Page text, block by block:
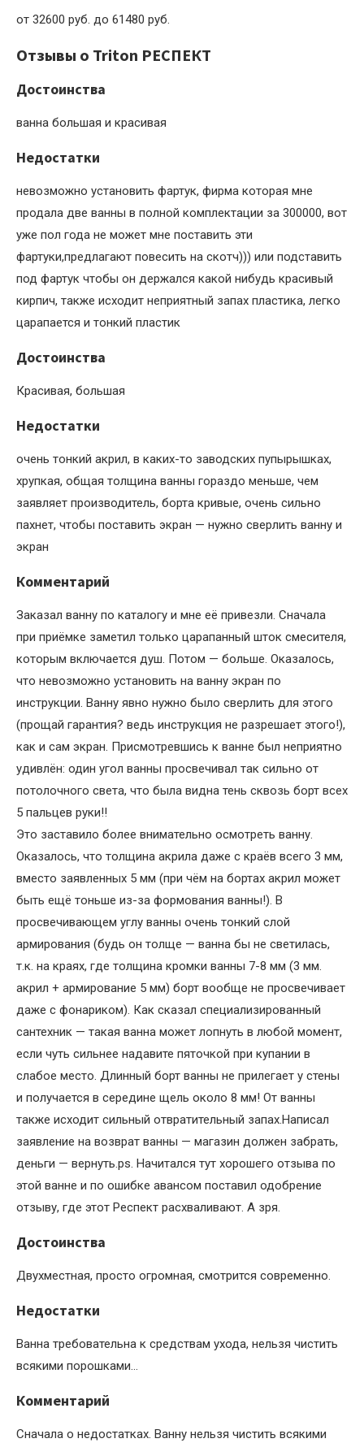
от 32600 руб. до 61480 руб.
Отзывы о Triton РЕСПЕКТ
Достоинства
ванна большая и красивая
Недостатки
невозможно установить фартук, фирма которая мне
продала две ванны в полной комплектации за 300000, вот
уже пол года не может мне поставить эти
фартуки,предлагают повесить на скотч))) или подставить
под фартук чтобы он держался какой нибудь красивый
кирпич, также исходит неприятный запах пластика, легко
царапается и тонкий пластик
Достоинства
Красивая, большая
Недостатки
очень тонкий акрил, в каких-то заводских пупырышках,
хрупкая, общая толщина ванны гораздо меньше, чем
заявляет производитель, борта кривые, очень сильно
пахнет, чтобы поставить экран — нужно сверлить ванну и
экран
Комментарий
Заказал ванну по каталогу и мне её привезли. Сначала
при приёмке заметил только царапанный шток смесителя,
которым включается душ. Потом — больше. Оказалось,
что невозможно установить на ванну экран по
инструкции. Ванну явно нужно было сверлить для этого
(прощай гарантия? ведь инструкция не разрешает этого!),
как и сам экран. Присмотревшись к ванне был неприятно
удивлён: один угол ванны просвечивал так сильно от
потолочного света, что была видна тень сквозь борт всех
5 пальцев руки!!
Это заставило более внимательно осмотреть ванну.
Оказалось, что толщина акрила даже с краёв всего 3 мм,
вместо заявленных 5 мм (при чём на бортах акрил может
быть ещё тоньше из-за формования ванны!). В
просвечивающем углу ванны очень тонкий слой
армирования (будь он толще — ванна бы не светилась,
т.к. на краях, где толщина кромки ванны 7-8 мм (3 мм.
акрил + армирование 5 мм) борт вообще не просвечивает
даже с фонариком). Как сказал специализированный
сантехник — такая ванна может лопнуть в любой момент,
если чуть сильнее надавите пяточкой при купании в
слабое место. Длинный борт ванны не прилегает у стены
и получается в середине щель около 8 мм! От ванны
также исходит сильный отвратительный запах.Написал
заявление на возврат ванны — магазин должен забрать,
деньги — вернуть.ps. Начитался тут хорошего отзыва по
этой ванне и по ошибке авансом поставил одобрение
отзыву, где этот Респект расхваливают. А зря.
Достоинства
Двухместная, просто огромная, смотрится современно.
Недостатки
Ванна требовательна к средствам ухода, нельзя чистить
всякими порошками…
Комментарий
Сначала о недостатках. Ванну нельзя чистить всякими